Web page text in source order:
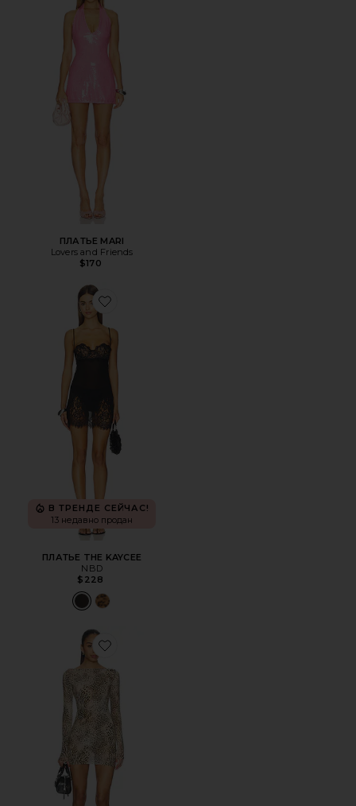
ПЛАТЬЕ MARI
Lovers and Friends
$170
Favorite ПЛАТЬЕ THE KAYCEE
В ТРЕНДЕ СЕЙЧАС!
13 недавно продан
ПЛАТЬЕ THE KAYCEE
NBD
$228
Favorite МИНИ-ПЛАТЬЕ С ЛОДОЧКОЙ